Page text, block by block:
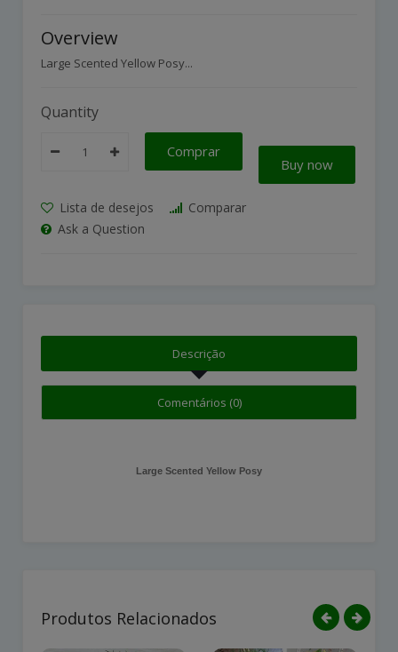
Overview
Large Scented Yellow Posy...
Quantity
Comprar
Buy now
Lista de desejos
Comparar
Ask a Question
Descrição
Comentários (0)
Large Scented Yellow Posy
Produtos Relacionados